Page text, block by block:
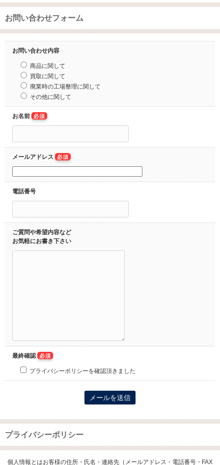
お問い合わせフォーム
お問い合わせ内容
商品に関して
買取に関して
廃業時の工場整理に関して
その他に関して
お名前 必須
メールアドレス 必須
電話番号
ご質問や希望内容など
お気軽にお書き下さい
最終確認 必須
プライバシーポリシーを確認頂きました
プライバシーポリシー
個人情報とはお客様の住所・氏名・連絡先（メールアドレス・電話番号・FAX